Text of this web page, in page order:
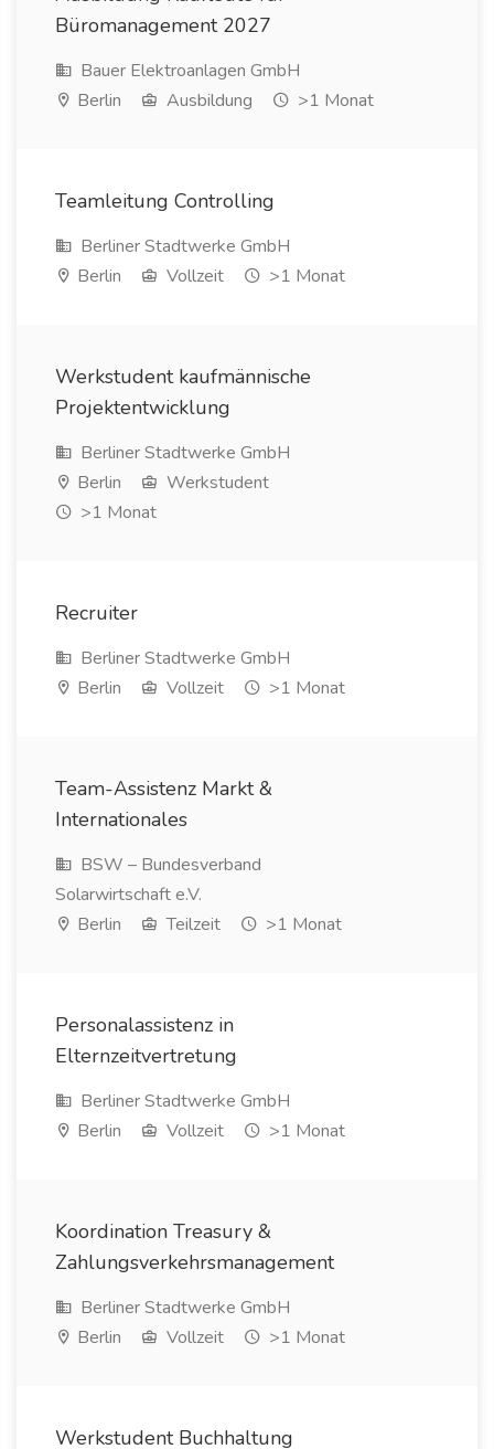
Büromanagement 2027
Bauer Elektroanlagen GmbH
Berlin
Ausbildung >1 Monat
Teamleitung Controlling
Berliner Stadtwerke GmbH
Berlin
Vollzeit >1 Monat
Werkstudent kaufmännische
Projektentwicklung
Berliner Stadtwerke GmbH
Berlin
Werkstudent
>1 Monat
Recruiter
Berliner Stadtwerke GmbH
Berlin
Vollzeit >1 Monat
Team-Assistenz Markt &
Internationales
BSW – Bundesverband
Solarwirtschaft e.V.
Berlin
Teilzeit >1 Monat
Personalassistenz in
Elternzeitvertretung
Berliner Stadtwerke GmbH
Berlin
Vollzeit >1 Monat
Koordination Treasury &
Zahlungsverkehrsmanagement
Berliner Stadtwerke GmbH
Berlin
Vollzeit >1 Monat
Werkstudent Buchhaltung